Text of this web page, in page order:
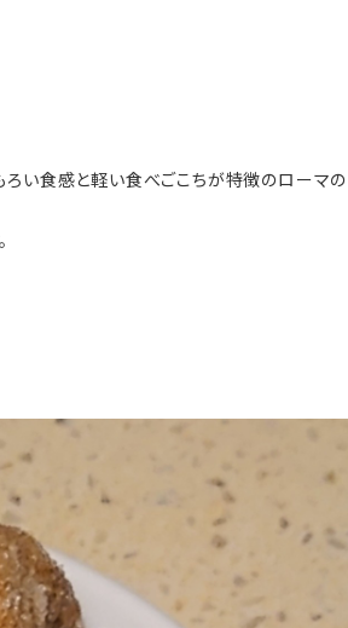
ろい食感と軽い食べごこちが特徴のローマの